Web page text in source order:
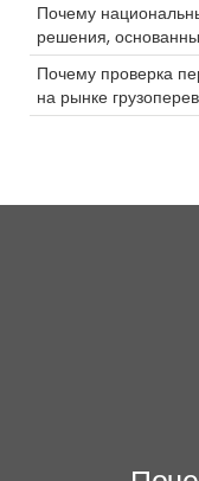
Доставка с
Электронная
ELD
Truckstop.com
Пейзажное вождение
Почему
решения,
Почему проверка
на рынке